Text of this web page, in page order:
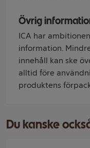
Övrig
ICA har
information.
innehåll kan ske
alltid före
produktens
Du kanske